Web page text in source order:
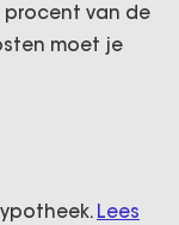
procent van de
moet je
Lees